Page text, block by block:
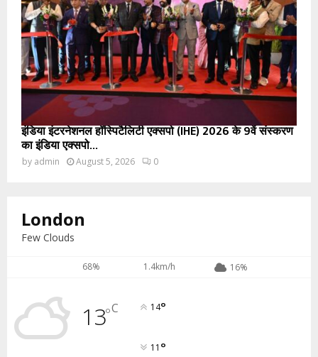
इंडिया इंटरनेशनल हॉस्पिटैलिटी एक्सपो (IHE) 2026 के 9वें संस्करण
का इंडिया एक्सपो...
by admin August 5, 2026 0
London
Few Clouds
68% 1.4km/h 16%
13°C 14°
11 °